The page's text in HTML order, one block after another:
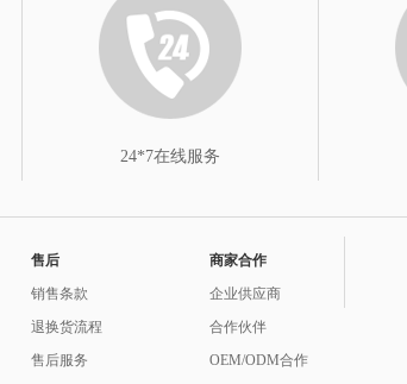
24*7在线服务
售后
销售条款
退换货流程
售后服务
商家合作
企业供应商
合作伙伴
OEM/ODM合作